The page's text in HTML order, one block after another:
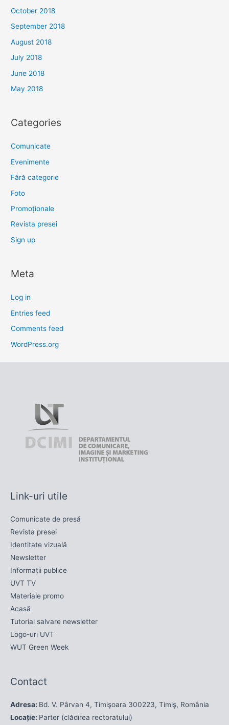
October 2018
September 2018
August 2018
July 2018
June 2018
May 2018
Categories
Comunicate
Evenimente
Fără categorie
Foto
Promoționale
Revista presei
Sign up
Meta
Log in
Entries feed
Comments feed
WordPress.org
Link-uri utile
Comunicate de presă
Revista presei
Identitate vizuală
Newsletter
Informații publice
UVT TV
Materiale promo
Acasă
Tutorial salvare newsletter
Logo-uri UVT
WUT Green Week
Contact
Adresa: Bd. V. Pârvan 4, Timişoara 300223, Timiş, România
Locație: Parter (clădirea rectoratului)